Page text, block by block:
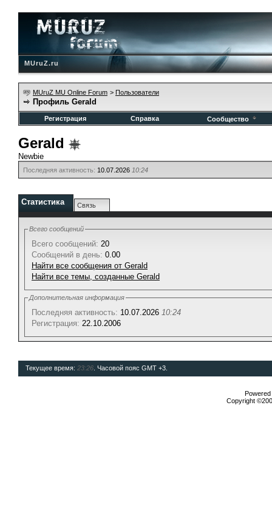
MUruZ.ru
MUruZ MU Online Forum > Пользователи
Профиль Gerald
Регистрация Справка Сообщество
Gerald
Newbie
Последняя активность: 10.07.2026 10:24
Статистика Связь
Всего сообщений
Всего сообщений: 20
Сообщений в день: 0.00
Найти все сообщения от Gerald
Найти все темы, созданные Gerald
Дополнительная информация
Последняя активность: 10.07.2026 10:24
Регистрация: 22.10.2006
Текущее время: 23:26 . Часовой пояс GMT +3.
Copyright